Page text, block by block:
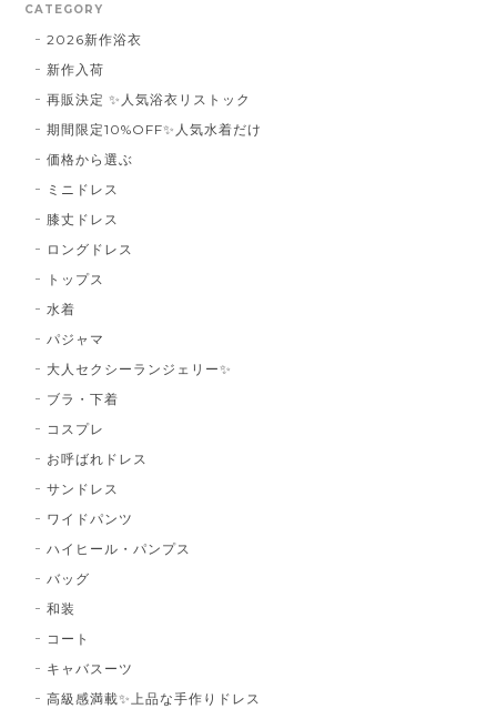
CATEGORY
2026新作浴衣
新作入荷
再販決定 ✨人気浴衣リストック
期間限定10%OFF✨人気水着だけ
価格から選ぶ
ミニドレス
膝丈ドレス
ロングドレス
トップス
水着
パジャマ
大人セクシーランジェリー✨
ブラ・下着
コスプレ
お呼ばれドレス
サンドレス
ワイドパンツ
ハイヒール・パンプス
バッグ
和装
コート
キャバスーツ
高級感満載✨上品な手作りドレス